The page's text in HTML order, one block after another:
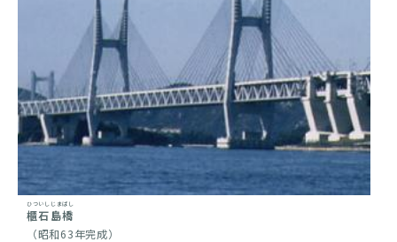
櫃石島橋
ひついしじまばし
（昭和63年完成）